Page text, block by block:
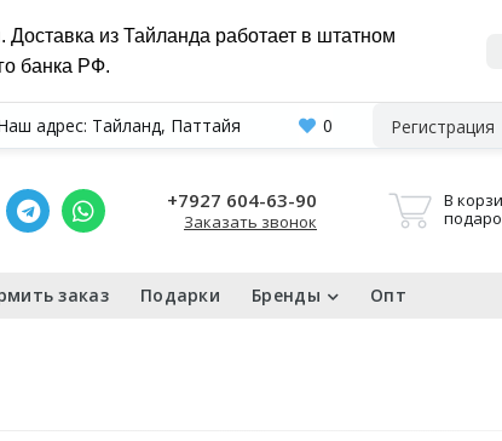
Доставка из Тайланда работает в штатном
банка РФ.
адрес: Тайланд, Паттайя 0 Регистрация
+7927 604-63-90
Заказать звонок
В
заказ Подарки Бренды Опт